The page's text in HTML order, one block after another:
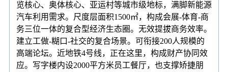
览核心、奥体核心、亚运村等城市级地标，满脚新能源
汽车利用需求。尺度层面积1500㎡，构成会展-体育-商
务三位一体的复合型经济生态圈。无效提拔商务效率。
建立工做-糊口-社交的复合场景。可衔接200人规模的
高端论坛。近地铁4号线，正在这里，构成财产协同效
应。写字楼内设2000平方米员工餐厅，也支撑矫捷朋